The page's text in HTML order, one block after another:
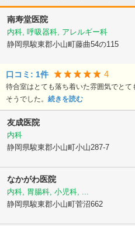
南寿堂医院
内科, 呼吸器科, アレルギー科
静岡県駿東郡小山町藤曲54の115
口コミ: 1件 4
待合室はとても落ち着いた雰囲気でと
そうでした。 続きを読む
友成医院
内科
静岡県駿東郡小山町小山287-7
なかがわ医院
内科, 胃腸科, 小児科, ...
静岡県駿東郡小山町菅沼662